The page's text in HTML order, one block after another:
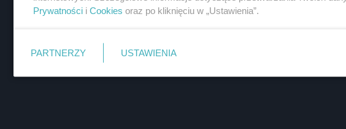
Prywatności i Cookies oraz po kliknięciu w „Ustawienia”.
PARTNERZY USTAWIENIA